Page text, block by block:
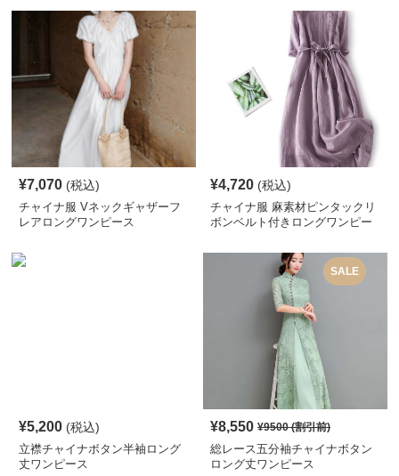
¥7,070 (税込)
チャイナ服 Vネックギャザーフ
レアロングワンピース
¥4,720 (税込)
チャイナ服 麻素材ピンタックリ
ボンベルト付きロングワンピー
¥5,200 (税込)
立襟チャイナボタン半袖ロング
丈ワンピース
SALE
¥8,550 ¥9500(割引前)
総レース五分袖チャイナボタン
ロング丈ワンピース